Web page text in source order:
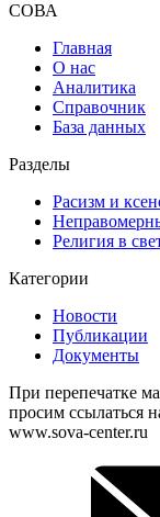
СОВА
Главная
О нас
Аналитика
Справочник
База данных
Разделы
Расизм и
Религия в
Категории
Новости
Публикации
Документы
При перепечатке
просим ссылаться
www.sova-center.ru